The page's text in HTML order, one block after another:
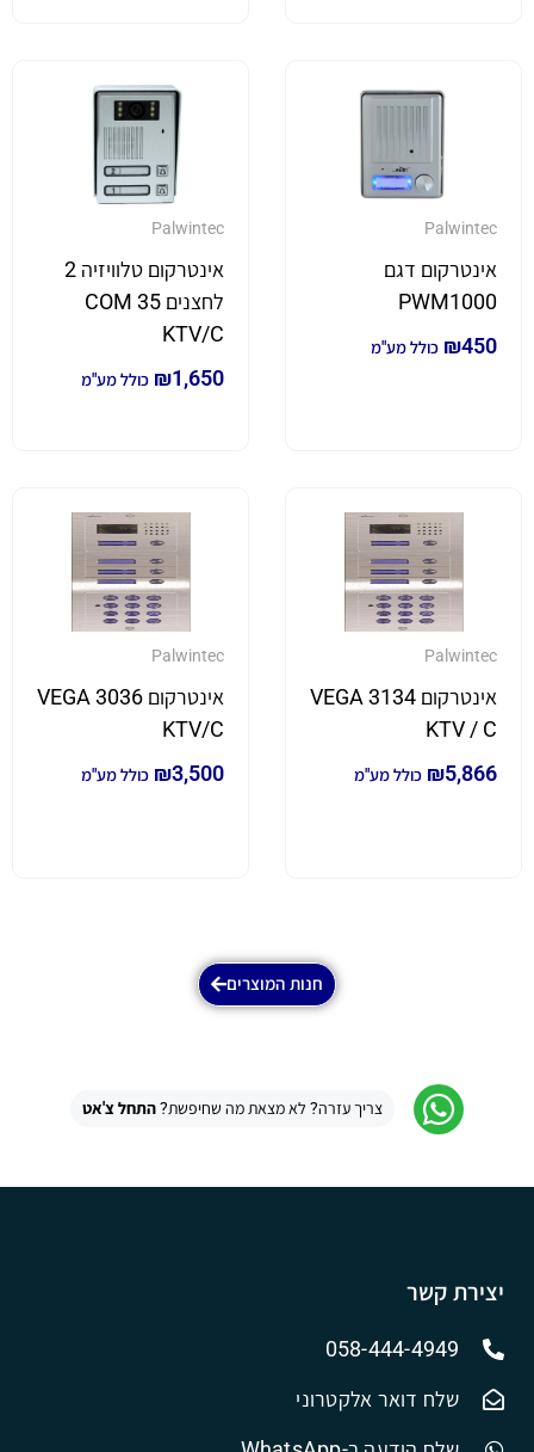
Palwintec
אינטרקום דגם
PWM1000
₪450 כולל מע"מ
Palwintec
אינטרקום טלוויזיה 2
לחצנים COM 35
KTV/C
₪1,650 כולל מע"מ
Palwintec
אינטרקום VEGA 3134
KTV / C
₪5,866 כולל מע"מ
Palwintec
אינטרקום VEGA 3036
KTV/C
₪3,500 כולל מע"מ
חנות המוצרים
צריך עזרה? לא מצאת מה שחיפשת?התחל צ'אט
יצירת קשר
058-444-4949
שלח דואר אלקטרוני